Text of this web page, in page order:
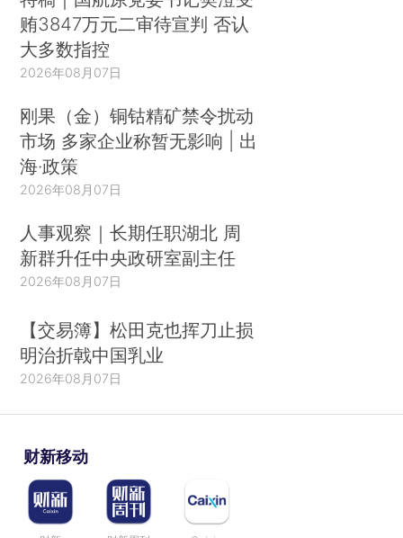
贿3847万元二审待宣判 否认
大多数指控
2026年08月07日
刚果（金）铜钴精矿禁令扰动
市场 多家企业称暂无影响 | 出
海·政策
2026年08月07日
人事观察｜长期任职湖北 周
新群升任中央政研室副主任
2026年08月07日
【交易簿】松田克也挥刀止损
明治折戟中国乳业
2026年08月07日
财新移动